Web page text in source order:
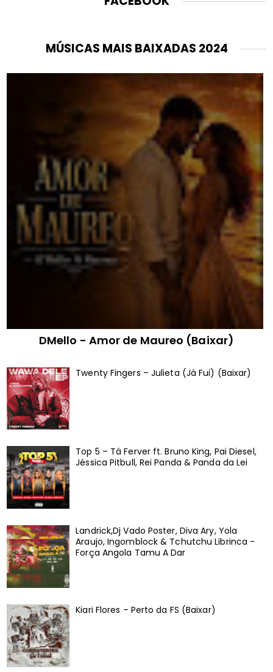
MÚSICAS MAIS BAIXADAS 2024
DMello - Amor de Maureo (Baixar)
Twenty Fingers – Julieta (Já Fui) (Baixar)
Top 5 – Tá Ferver ft. Bruno King, Pai Diesel,
Jéssica Pitbull, Rei Panda & Panda da Lei
Landrick,Dj Vado Poster, Diva Ary, Yola
Araujo, Ingomblock & Tchutchu Librinca -
Força Angola Tamu A Dar
Kiari Flores – Perto da FS (Baixar)